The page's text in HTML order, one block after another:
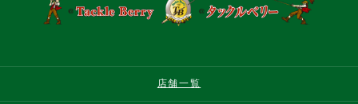
店舗一覧